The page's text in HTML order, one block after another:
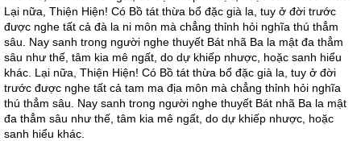
Lại nữa, Thiện Hiện! Có Bồ tát thừa bổ đặc già la, tuy ở đời trước
được nghe tất cả đà la ni môn mà chẳng thỉnh hỏi nghĩa thú thẳm
sâu. Nay sanh trong người nghe thuyết Bát nhã Ba la mật đa thẳm
sâu như thế, tâm kia mê ngất, do dự khiếp nhược, hoặc sanh hiểu
khác. Lại nữa, Thiện Hiện! Có Bồ tát thừa bổ đặc già la, tuy ở đời
trước được nghe tất cả tam ma địa môn mà chẳng thỉnh hỏi nghĩa
thú thẳm sâu. Nay sanh trong người nghe thuyết Bát nhã Ba la mật
đa thẳm sâu như thế, tâm kia mê ngất, do dự khiếp nhược, hoặc
sanh hiểu khác.